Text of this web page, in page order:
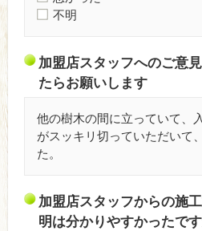
不明
加盟店スタッフへのご意
たらお願いします
他の樹木の間に立っていて、
がスッキリ切っていただいて
た。
加盟店スタッフからの施
明は分かりやすかったで